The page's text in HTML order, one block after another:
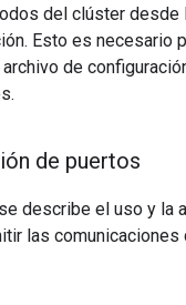
del clúster desde
Esto es necesario
de
de puertos
describe el uso y la
las comunicaciones